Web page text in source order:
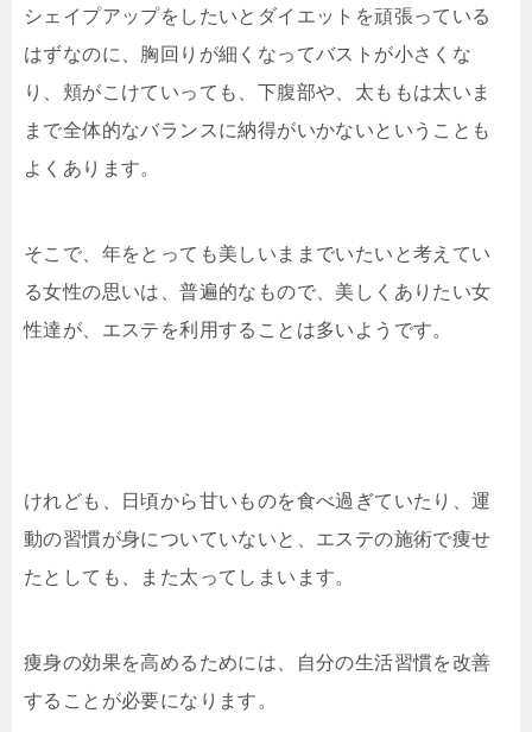
シェイプアップをしたいとダイエットを頑張っている
はずなのに、胸回りが細くなってバストが小さくな
り、頬がこけていっても、下腹部や、太ももは太いま
まで全体的なバランスに納得がいかないということも
よくあります。
そこで、年をとっても美しいままでいたいと考えてい
る女性の思いは、普遍的なもので、美しくありたい女
性達が、エステを利用することは多いようです。
けれども、日頃から甘いものを食べ過ぎていたり、運
動の習慣が身についていないと、エステの施術で痩せ
たとしても、また太ってしまいます。
痩身の効果を高めるためには、自分の生活習慣を改善
することが必要になります。